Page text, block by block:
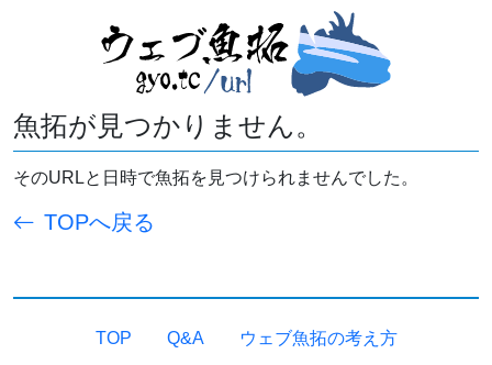
魚拓が見つかりません。
そのURLと日時で魚拓を見つけられませんでした。
TOPへ戻る
TOP Q&A ウェブ魚拓の考え方